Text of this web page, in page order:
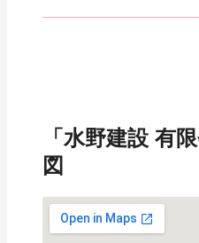
「水野建設 有
図